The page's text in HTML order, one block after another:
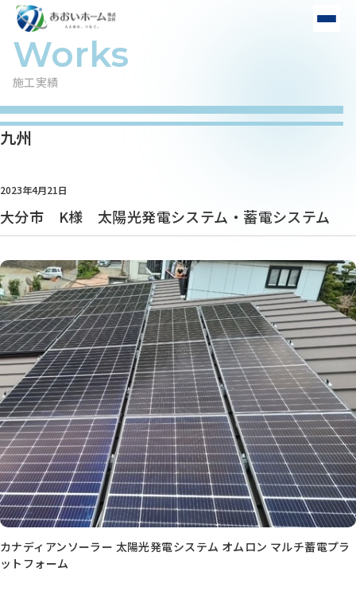
施工実績
九州
2023年4月21日
大分市 K様 太陽光発電システム・蓄電システム
カナディアンソーラー 太陽光発電システム オムロン マルチ蓄電プラ
ットフォーム